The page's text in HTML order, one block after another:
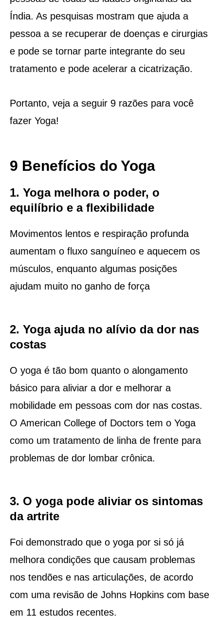
Índia. As pesquisas mostram que ajuda a
pessoa a se recuperar de doenças e cirurgias
e pode se tornar parte integrante do seu
tratamento e pode acelerar a cicatrização.
Portanto, veja a seguir 9 razões para você
fazer Yoga!
9 Benefícios do Yoga
1. Yoga melhora o poder, o
equilíbrio e a flexibilidade
Movimentos lentos e respiração profunda
aumentam o fluxo sanguíneo e aquecem os
músculos, enquanto algumas posições
ajudam muito no ganho de força
2. Yoga ajuda no alívio da dor nas
costas
O yoga é tão bom quanto o alongamento
básico para aliviar a dor e melhorar a
mobilidade em pessoas com dor nas costas.
O American College of Doctors tem o Yoga
como um tratamento de linha de frente para
problemas de dor lombar crônica.
3. O yoga pode aliviar os sintomas
da artrite
Foi demonstrado que o yoga por si só já
melhora condições que causam problemas
nos tendões e nas articulações, de acordo
com uma revisão de Johns Hopkins com base
em 11 estudos recentes.